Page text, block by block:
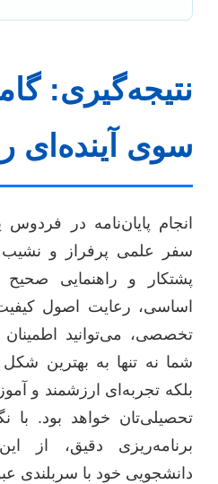
نتیجه‌گیری:
سوی آینده‌ای
انجام پایان‌نامه در
سفر علمی پرفراز و نشیب
پشتکار و راهنمایی
اساسی، رعایت اصول
تخصصی، می‌توانید
شما نه تنها به بهترین
بلکه تجربه‌ای ارزشمند و
تحصیلی‌تان خواهد بود. با
برنامه‌ریزی دقیق، از
دانشجویی خود با سربلندی